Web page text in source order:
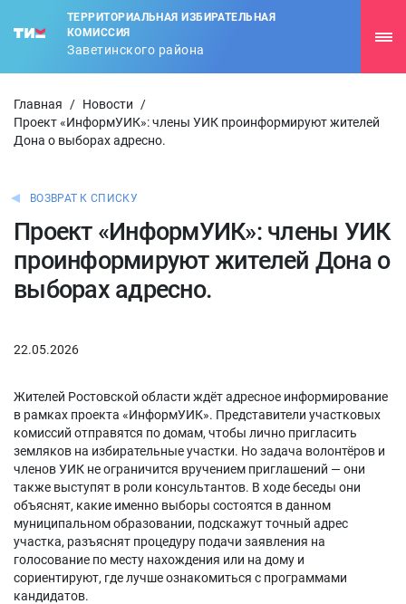
ТЕРРИТОРИАЛЬНАЯ ИЗБИРАТЕЛЬНАЯ
КОМИССИЯ
Заветинского района
Главная / Новости
/
Проект «ИнформУИК»: члены УИК проинформируют жителей
Дона о выборах адресно.
ВОЗВРАТ К СПИСКУ
Проект «ИнформУИК»: члены УИК
проинформируют жителей Дона о
выборах адресно.
22.05.2026
Жителей Ростовской области ждёт адресное информирование
в рамках проекта «ИнформУИК». Представители участковых
комиссий отправятся по домам, чтобы лично пригласить
земляков на избирательные участки. Но задача волонтёров и
членов УИК не ограничится вручением приглашений — они
также выступят в роли консультантов. В ходе беседы они
объяснят, какие именно выборы состоятся в данном
муниципальном образовании, подскажут точный адрес
участка, разъяснят процедуру подачи заявления на
голосование по месту нахождения или на дому и
сориентируют, где лучше ознакомиться с программами
кандидатов.